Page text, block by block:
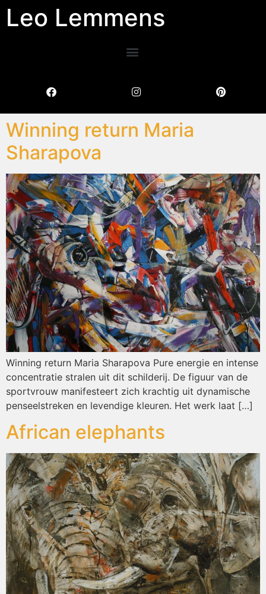
Leo Lemmens
Winning return Maria
Sharapova
Winning return Maria Sharapova Pure energie en intense
concentratie stralen uit dit schilderij. De figuur van de
sportvrouw manifesteert zich krachtig uit dynamische
penseelstreken en levendige kleuren. Het werk laat […]
African elephants